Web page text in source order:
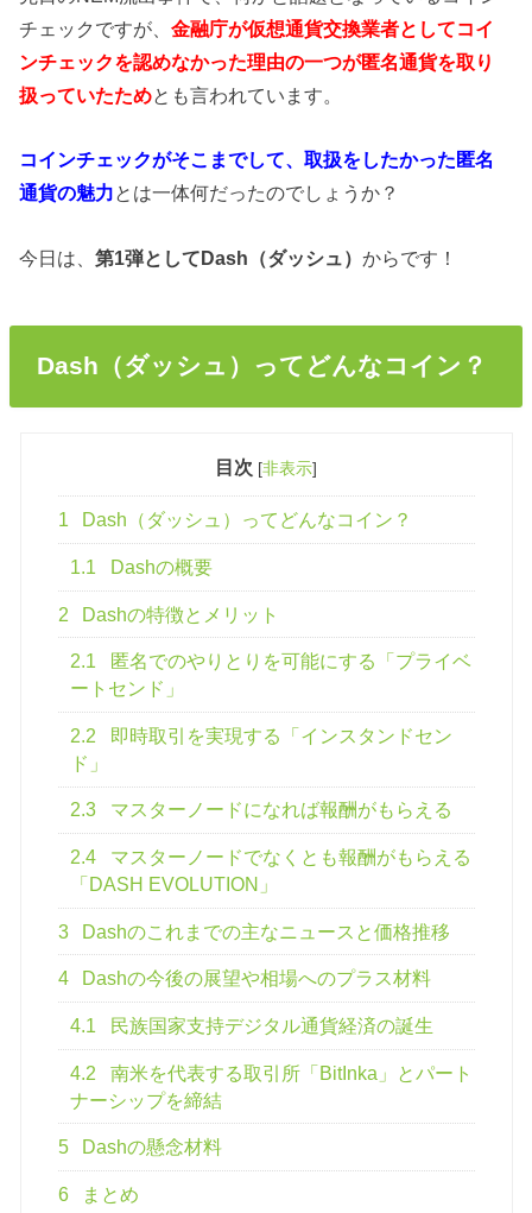
チェックですが、金融庁が仮想通貨交換業者としてコイ
ンチェックを認めなかった理由の一つが匿名通貨を取り
扱っていたためとも言われています。
コインチェックがそこまでして、取扱をしたかった匿名
通貨の魅力とは一体何だったのでしょうか？
今日は、第1弾としてDash（ダッシュ）からです！
Dash（ダッシュ）ってどんなコイン？
目次 [非表示]
1 Dash（ダッシュ）ってどんなコイン？
1.1 Dashの概要
2 Dashの特徴とメリット
2.1
匿名でのやりとりを可能にする「プライベ
ートセンド」
2.2
即時取引を実現する「インスタンドセン
ド」
2.3 マスターノードになれば報酬がもらえる
2.4
マスターノードでなくとも報酬がもらえる
「DASH EVOLUTION」
3 Dashのこれまでの主なニュースと価格推移
4 Dashの今後の展望や相場へのプラス材料
4.1 民族国家支持デジタル通貨経済の誕生
4.2
南米を代表する取引所「BitInka」とパート
ナーシップを締結
5 Dashの懸念材料
6 まとめ